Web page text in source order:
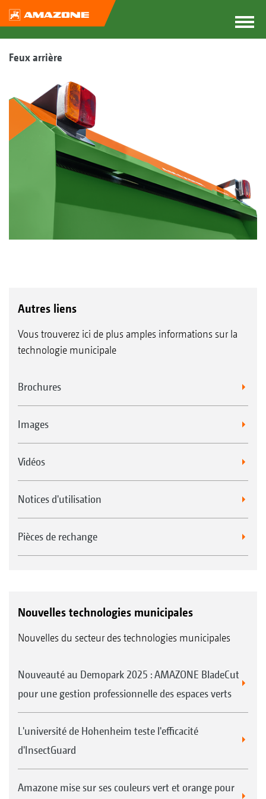
Feux arrière
Autres liens
Vous trouverez ici de plus amples informations sur la
technologie municipale
Brochures
Images
Vidéos
Notices d'utilisation
Pièces de rechange
Nouvelles technologies municipales
Nouvelles du secteur des technologies municipales
Nouveauté au Demopark 2025 : AMAZONE BladeCut
pour une gestion professionnelle des espaces verts
L'université de Hohenheim teste l'efficacité
d'InsectGuard
Amazone mise sur ses couleurs vert et orange pour